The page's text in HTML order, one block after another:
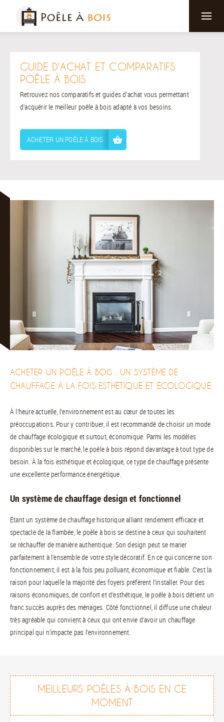
GUIDE D'ACHAT ET COMPARATIFS
POÊLE À BOIS
Retrouvez nos comparatifs et guides d’achat vous permettant
d’acquérir le meilleur poêle à bois adapté à vos besoins.
ACHETER UN POÊLE À BOIS
ACHETER UN POÊLE À BOIS : UN SYSTÈME DE
CHAUFFAGE À LA FOIS ESTHÉTIQUE ET ÉCOLOGIQUE
À l’heure actuelle, l’environnement est au cœur de toutes les
préoccupations. Pour y contribuer, il est recommandé de choisir un mode
de chauffage écologique et surtout, économique. Parmi les modèles
disponibles sur le marché, le poêle à bois répond davantage à tout type de
besoin. À la fois esthétique et écologique, ce type de chauffage présente
une excellente performance énergétique.
Un système de chauffage design et fonctionnel
Étant un système de chauffage historique alliant rendement efficace et
spectacle de la flambée, le poêle à bois se destine à ceux qui souhaitent
se réchauffer de manière authentique. Son design peut se marier
parfaitement à l’ensemble de votre style décoratif. En ce qui concerne son
fonctionnement, il est à la fois peu polluant, économique et fiable. C’est la
raison pour laquelle la majorité des foyers préfèrent l’installer. Pour des
raisons économiques, de confort et d’esthétique, le poêle à bois détient un
franc succès auprès des ménages. Côté fonctionnel, il diffuse une chaleur
très agréable qui convient à ceux qui ont envie d’avoir un chauffage
principal qui n’impacte pas l’environnement.
MEILLEURS POÊLES À BOIS EN CE
MOMENT